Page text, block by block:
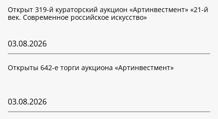
Открыт 319-й кураторский аукцион «Артинвестмент» «21-й
век. Современное российское искусство»
03.08.2026
Открыты 642-е торги аукциона «Артинвестмент»
03.08.2026